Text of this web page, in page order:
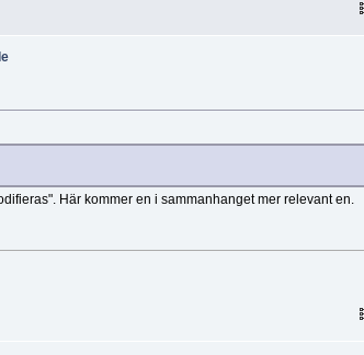
Här kommer en i sammanhanget mer relevant en.